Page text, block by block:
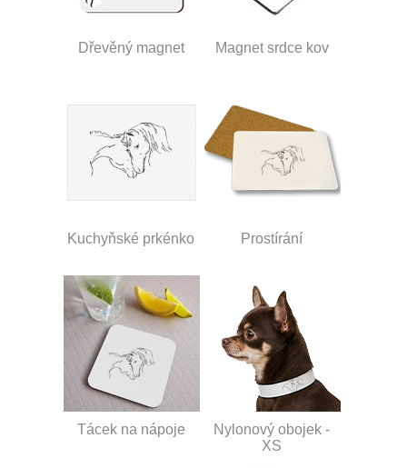
Dřevěný magnet Magnet srdce kov
Kuchyňské prkénko Prostírání
Tácek na nápoje
Nylonový obojek -
XS